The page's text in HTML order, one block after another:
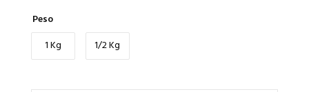
Peso
1 Kg
1/2 Kg